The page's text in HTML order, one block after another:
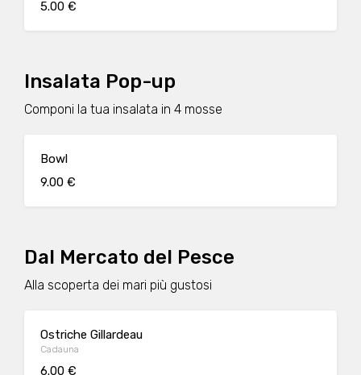
5.00 €
Insalata Pop-up
Componi la tua insalata in 4 mosse
Bowl
9.00 €
Dal Mercato del Pesce
Alla scoperta dei mari più gustosi
Ostriche Gillardeau
Cadauna
6.00 €